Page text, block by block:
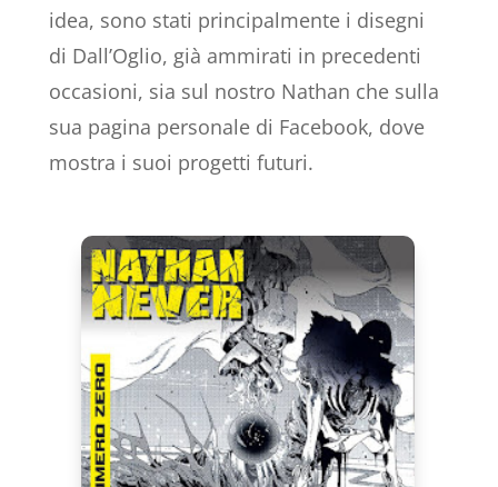
idea, sono stati principalmente i disegni
di Dall’Oglio, già ammirati in precedenti
occasioni, sia sul nostro Nathan che sulla
sua pagina personale di Facebook, dove
mostra i suoi progetti futuri.